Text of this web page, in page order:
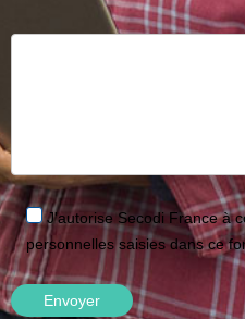
J'autorise Secodi France à
personnelles saisies dans ce